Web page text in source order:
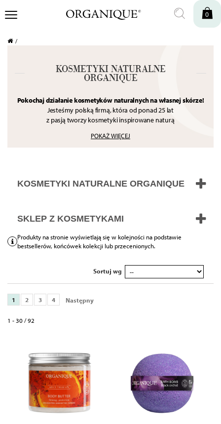
0
KOSMETYKI NATURALNE
ORGANIQUE
Pokochaj działanie kosmetyków naturalnych na własnej skórze!
Jesteśmy polską firmą, która od ponad 25 lat
z pasją tworzy kosmetyki inspirowane naturą
Kobiet, które pragną podkreślić swoje naturalne piękno,
składniki
aktywne – ekstrakty z kwiatów, owoców, ziół, naturalne oleje i
Nasze produkty wyróżniają się aksamitnymi konsystencjami,
pobudzając tym samym wszystkie zmysły.
POKAŻ WIĘCEJ
KOSMETYKI NATURALNE ORGANIQUE
SKLEP Z KOSMETYKAMI
Produkty na stronie wyświetlają się w kolejności na podstawie
bestsellerów, końcówek kolekcji lub przecenionych.
Sortuj wg
1 2 3 4 Następny
1 - 30 / 92